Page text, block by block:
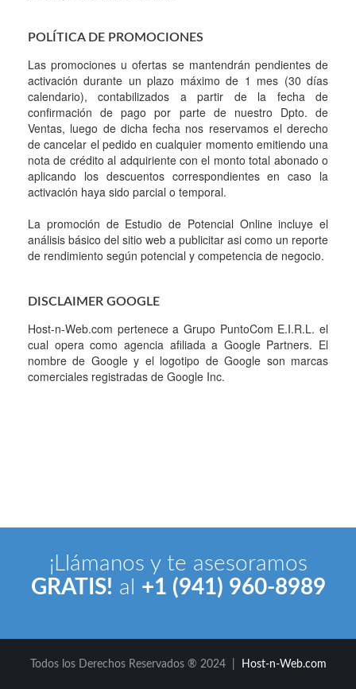
POLÍTICA DE PROMOCIONES
Las promociones u ofertas se mantendrán pendientes de
activación durante un plazo máximo de 1 mes (30 días
calendario), contabilizados a partir de la fecha de
confirmación de pago por parte de nuestro Dpto. de
Ventas, luego de dicha fecha nos reservamos el derecho
de cancelar el pedido en cualquier momento emitiendo una
nota de crédito al adquiriente con el monto total abonado o
aplicando los descuentos correspondientes en caso la
activación haya sido parcial o temporal.
La promoción de Estudio de Potencial Online incluye el
análisis básico del sitio web a publicitar asi como un reporte
de rendimiento según potencial y competencia de negocio.
DISCLAIMER GOOGLE
Host-n-Web.com pertenece a Grupo PuntoCom E.I.R.L. el
cual opera como agencia afiliada a Google Partners. El
nombre de Google y el logotipo de Google son marcas
comerciales registradas de Google Inc.
¡Llámanos y te asesoramos
GRATIS! al +1 (941) 960-8989
Todos los Derechos Reservados ® 2024 | Host-n-Web.com